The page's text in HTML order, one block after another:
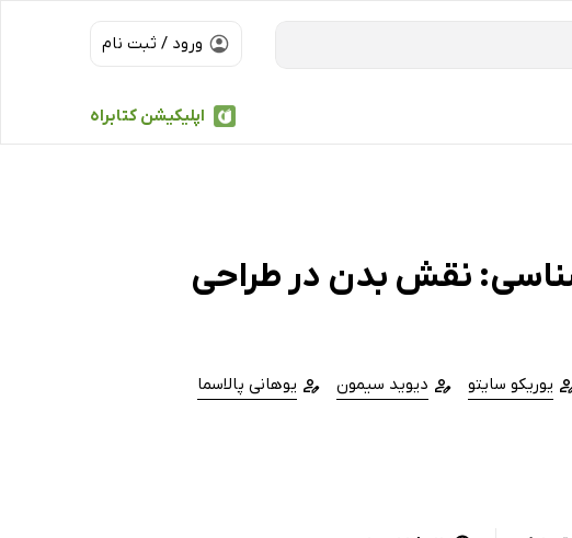
ورود / ثبت نام
اپلیکیشن کتابراه
نقش بدن در طراحی
یوریکو سایتو دیوید سیمون
یوهانی پالاسما